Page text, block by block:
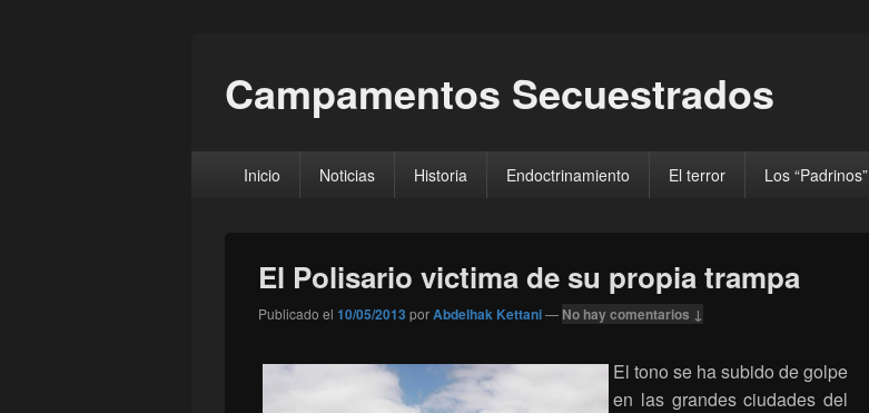
Campamentos Secuestrados
principalInicio Noticias Historia Endoctrinamiento El terror Los “Padrinos”
El Polisario victima de su propia trampa
Publicado el 10/05/2013 porAbdelhak Kettani— No hay comentarios ↓
El tono se ha subido de golpe
en las grandes ciudades del